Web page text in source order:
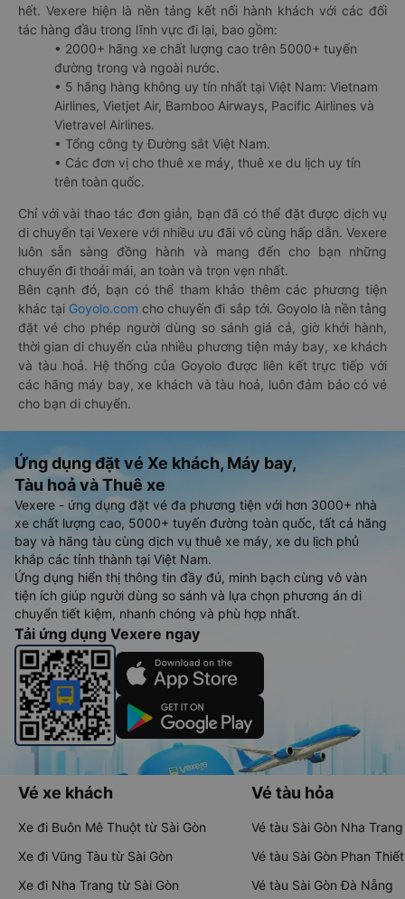
hết. Vexere hiện là nền tảng kết nối hành khách với các đối
tác hàng đầu trong lĩnh vực đi lại, bao gồm:
• 2000+ hãng xe chất lượng cao trên 5000+ tuyến
đường trong và ngoài nước.
• 5 hãng hàng không uy tín nhất tại Việt Nam: Vietnam
Airlines, Vietjet Air, Bamboo Airways, Pacific Airlines và
Vietravel Airlines.
• Tổng công ty Đường sắt Việt Nam.
• Các đơn vị cho thuê xe máy, thuê xe du lịch uy tín
trên toàn quốc.
Chỉ với vài thao tác đơn giản, bạn đã có thể đặt được dịch vụ
di chuyển tại Vexere với nhiều ưu đãi vô cùng hấp dẫn. Vexere
luôn sẵn sàng đồng hành và mang đến cho bạn những
chuyến đi thoải mái, an toàn và trọn vẹn nhất.
Bên cạnh đó, bạn có thể tham khảo thêm các phương tiện
khác tại Goyolo.com cho chuyến đi sắp tới. Goyolo là nền tảng
đặt vé cho phép người dùng so sánh giá cả, giờ khởi hành,
thời gian di chuyển của nhiều phương tiện máy bay, xe khách
và tàu hoả. Hệ thống của Goyolo được liên kết trực tiếp với
các hãng máy bay, xe khách và tàu hoả, luôn đảm bảo có vé
cho bạn di chuyển.
Ứng dụng đặt vé Xe khách, Máy bay,
Tàu hoả và Thuê xe
Vexere - ứng dụng đặt vé đa phương tiện với hơn 3000+ nhà
xe chất lượng cao, 5000+ tuyến đường toàn quốc, tất cả hãng
bay và hãng tàu cùng dịch vụ thuê xe máy, xe du lịch phủ
khắp các tỉnh thành tại Việt Nam.
Ứng dụng hiển thị thông tin đầy đủ, minh bạch cùng vô vàn
tiện ích giúp người dùng so sánh và lựa chọn phương án di
chuyển tiết kiệm, nhanh chóng và phù hợp nhất.
Tải ứng dụng Vexere ngay
Vé xe khách
Xe đi Buôn Mê Thuột từ Sài Gòn
Xe đi Vũng Tàu từ Sài Gòn
Xe đi Nha Trang từ Sài Gòn
Vé tàu hỏa
Vé tàu Sài Gòn Nha Trang
Vé tàu Sài Gòn Phan Thiết
Vé tàu Sài Gòn Đà Nẵng